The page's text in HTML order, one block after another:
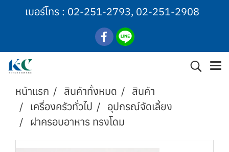
เบอร์โทร : 02-251-2793, 02-251-2908
หน้าแรก สินค้าทั้งหมด
สินค้า
เครื่องครัวทั่วไป
อุปกรณ์จัดเลี้ยง
ฝาครอบอาหาร ทรงโดม